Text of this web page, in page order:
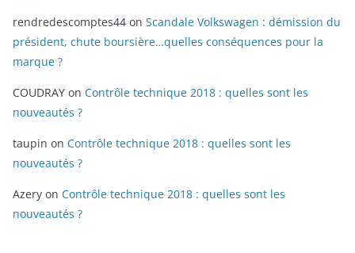
rendredescomptes44 on Scandale Volkswagen : démission du
président, chute boursière…quelles conséquences pour la
marque ?
COUDRAY on Contrôle technique 2018 : quelles sont les
nouveautés ?
taupin on Contrôle technique 2018 : quelles sont les
nouveautés ?
Azery on Contrôle technique 2018 : quelles sont les
nouveautés ?